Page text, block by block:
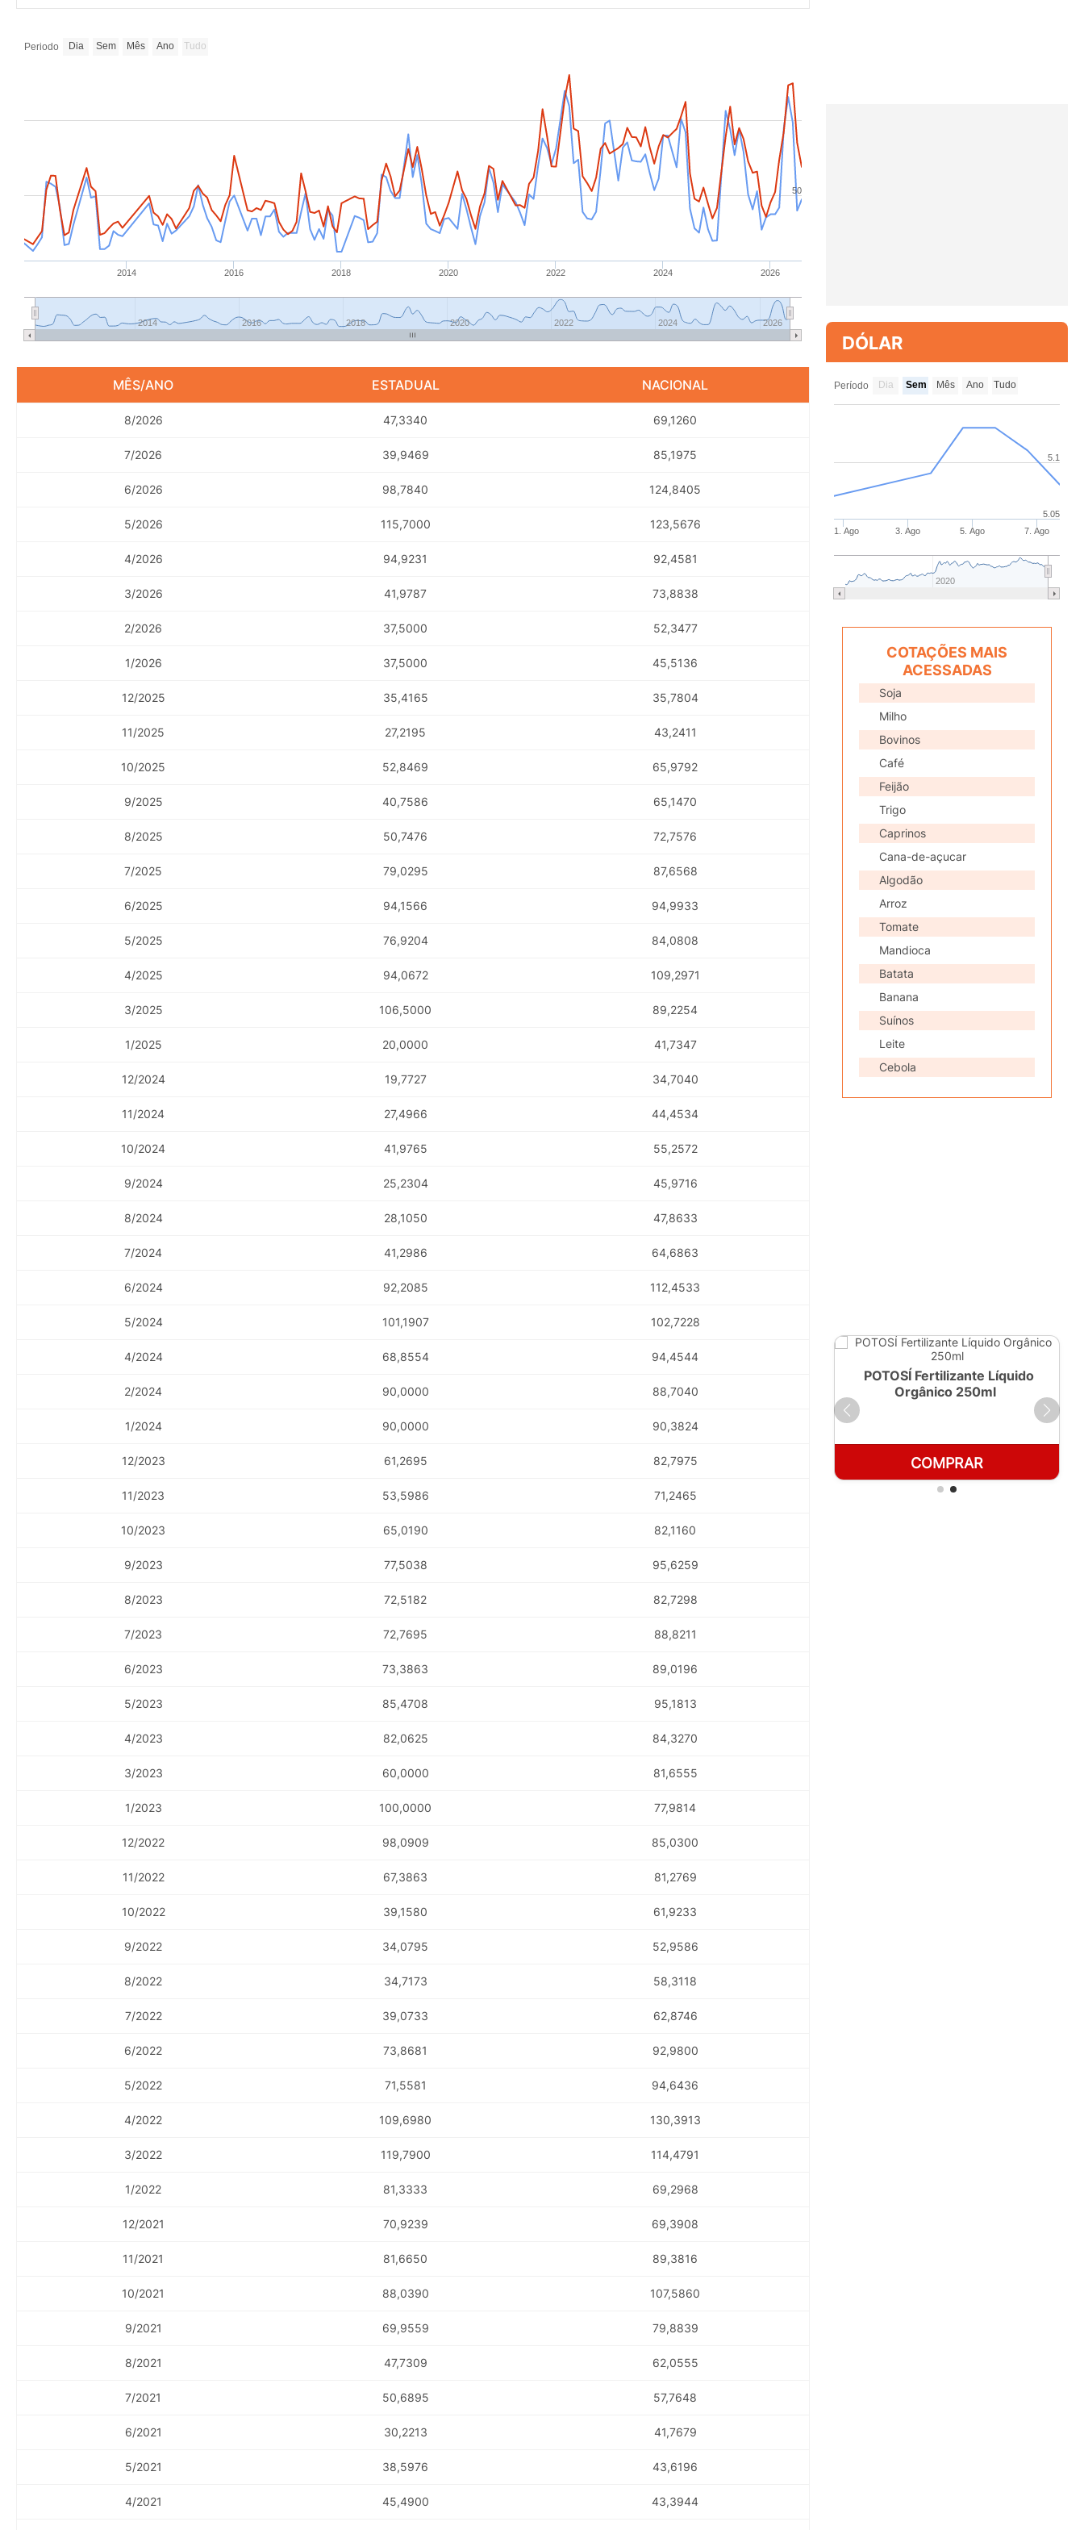
Periodo Dia Sem Mês Ano Tudo
2014 2016 2018 2020 2022 2024 2026
2014 2016 2018 2020 2022 2024 2026
50
MÊS/ANO ESTADUAL NACIONAL
8/2026 47,3340 69,1260
7/2026 39,9469 85,1975
6/2026 98,7840 124,8405
5/2026 115,7000 123,5676
4/2026 94,9231 92,4581
3/2026 41,9787 73,8838
2/2026 37,5000 52,3477
1/2026 37,5000 45,5136
12/2025 35,4165 35,7804
11/2025 27,2195 43,2411
10/2025 52,8469 65,9792
9/2025 40,7586 65,1470
8/2025 50,7476 72,7576
7/2025 79,0295 87,6568
6/2025 94,1566 94,9933
5/2025 76,9204 84,0808
4/2025 94,0672 109,2971
3/2025 106,5000 89,2254
1/2025 20,0000 41,7347
12/2024 19,7727 34,7040
11/2024 27,4966 44,4534
10/2024 41,9765 55,2572
9/2024 25,2304 45,9716
8/2024 28,1050 47,8633
7/2024 41,2986 64,6863
6/2024 92,2085 112,4533
5/2024 101,1907 102,7228
4/2024 68,8554 94,4544
2/2024 90,0000 88,7040
1/2024 90,0000 90,3824
12/2023 61,2695 82,7975
11/2023 53,5986 71,2465
10/2023 65,0190 82,1160
9/2023 77,5038 95,6259
8/2023 72,5182 82,7298
7/2023 72,7695 88,8211
6/2023 73,3863 89,0196
5/2023 85,4708 95,1813
4/2023 82,0625 84,3270
3/2023 60,0000 81,6555
1/2023 100,0000 77,9814
12/2022 98,0909 85,0300
11/2022 67,3863 81,2769
10/2022 39,1580 61,9233
9/2022 34,0795 52,9586
8/2022 34,7173 58,3118
7/2022 39,0733 62,8746
6/2022 73,8681 92,9800
5/2022 71,5581 94,6436
4/2022 109,6980 130,3913
3/2022 119,7900 114,4791
1/2022 81,3333 69,2968
12/2021 70,9239 69,3908
11/2021 81,6650 89,3816
10/2021 88,0390 107,5860
9/2021 69,9559 79,8839
8/2021 47,7309 62,0555
7/2021 50,6895 57,7648
6/2021 30,2213 41,7679
5/2021 38,5976 43,6196
4/2021 45,4900 43,3944
DÓLAR
Período Dia Sem Mês Ano Tudo
1. Ago 3. Ago 5. Ago 7. Ago
2020
5.05
5.1
COTAÇÕES MAIS
ACESSADAS
Soja
Milho
Bovinos
Café
Feijão
Trigo
Caprinos
Cana-de-açucar
Algodão
Arroz
Tomate
Mandioca
Batata
Banana
Suínos
Leite
Cebola
Orgânico 1 LT
COMPRAR
POTOSÍ Fertilizante Líquido
Orgânico 250ml
COMPRAR